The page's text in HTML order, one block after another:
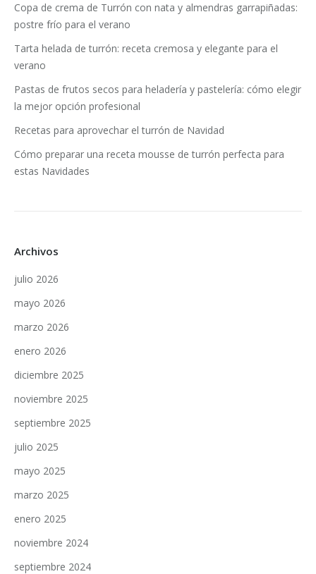
Copa de crema de Turrón con nata y almendras garrapiñadas:
postre frío para el verano
Tarta helada de turrón: receta cremosa y elegante para el
verano
Pastas de frutos secos para heladería y pastelería: cómo elegir
la mejor opción profesional
Recetas para aprovechar el turrón de Navidad
Cómo preparar una receta mousse de turrón perfecta para
estas Navidades
Archivos
julio 2026
mayo 2026
marzo 2026
enero 2026
diciembre 2025
noviembre 2025
septiembre 2025
julio 2025
mayo 2025
marzo 2025
enero 2025
noviembre 2024
septiembre 2024